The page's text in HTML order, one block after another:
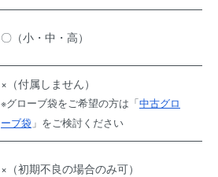
〇（小・中・高）
×（付属しません）
※グローブ袋をご希望の方は「中古グロ
ーブ袋 」をご検討ください
×（初期不良の場合のみ可）